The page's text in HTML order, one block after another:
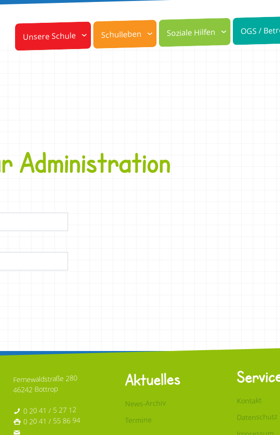
Unsere Schule Schulleben Soziale Hilfen OGS /
Administration
Fernewaldstraße 280
46242 Bottrop
0 20 41 / 5 27 12
0 20 41 / 55 86 94
Aktuelles
News-Archiv
Termine
Kontakt
Datenschutz